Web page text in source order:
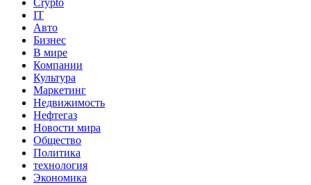
Crypto
IT
Авто
Бизнес
В мире
Компании
Культура
Маркетинг
Недвижимость
Нефтегаз
Новости мира
Общество
Политика
технология
Экономика